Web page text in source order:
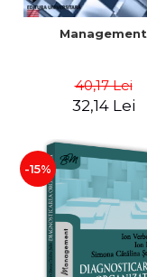
Management
40,17 Lei
32,14 Lei
-15%